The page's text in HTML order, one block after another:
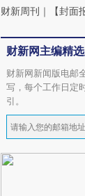
财新周刊 ｜ 【封
财新网主编精
财新网新闻版电邮
写，每个工作日定
引。